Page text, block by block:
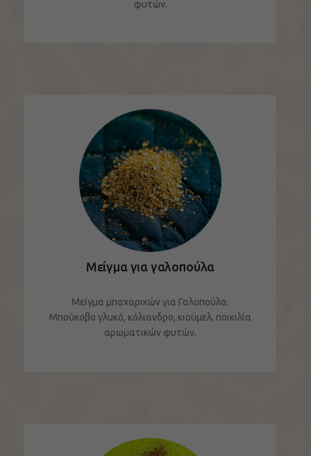
φυτών.
Μείγμα για γαλοπούλα
Μείγμα μπαχαρικών για Γαλοπούλα.
Μπούκοβο γλυκό, κόλιανδρο, κιούμελ, ποικιλία
αρωματικών φυτών.